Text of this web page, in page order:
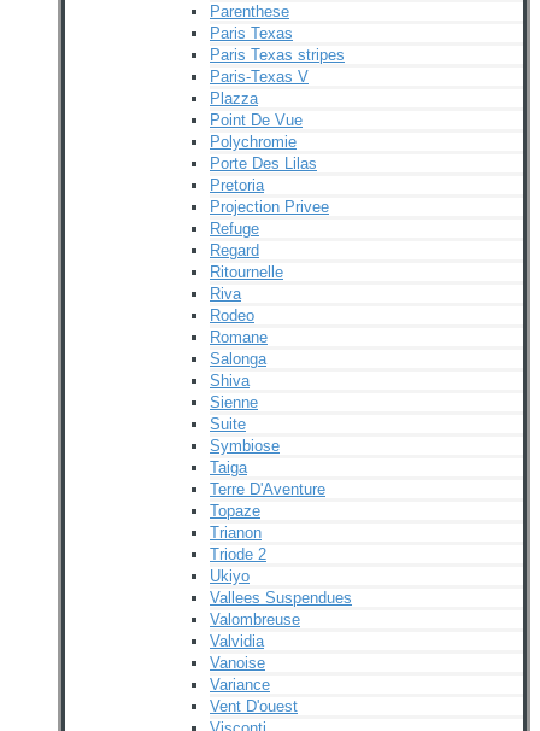
Parenthese
Paris Texas
Paris Texas stripes
Paris-Texas V
Plazza
Point De Vue
Polychromie
Porte Des Lilas
Pretoria
Projection Privee
Refuge
Regard
Ritournelle
Riva
Rodeo
Romane
Salonga
Shiva
Sienne
Suite
Symbiose
Taiga
Terre D'Aventure
Topaze
Trianon
Triode 2
Ukiyo
Vallees Suspendues
Valombreuse
Valvidia
Vanoise
Variance
Vent D'ouest